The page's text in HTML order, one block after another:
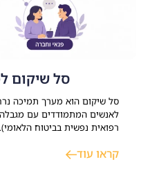
סל שיקום
סל שיקום הוא מערך תמיכה
רפואית נפשית בביטוח
ברורה לסייע למשתקמים
קראו עוד